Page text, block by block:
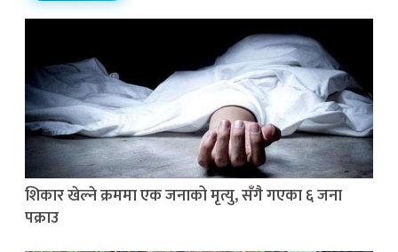
शिकार खेल्ने क्रममा एक जनाको मृत्यु, सँगै गएका ६ जना
पक्राउ